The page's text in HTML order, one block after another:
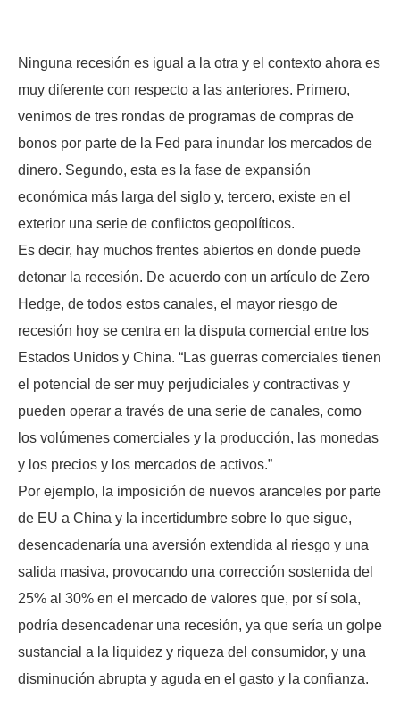
Ninguna recesión es igual a la otra y el contexto ahora es
muy diferente con respecto a las anteriores. Primero,
venimos de tres rondas de programas de compras de
bonos por parte de la Fed para inundar los mercados de
dinero. Segundo, esta es la fase de expansión
económica más larga del siglo y, tercero, existe en el
exterior una serie de conflictos geopolíticos.
Es decir, hay muchos frentes abiertos en donde puede
detonar la recesión. De acuerdo con un artículo de Zero
Hedge, de todos estos canales, el mayor riesgo de
recesión hoy se centra en la disputa comercial entre los
Estados Unidos y China. “Las guerras comerciales tienen
el potencial de ser muy perjudiciales y contractivas y
pueden operar a través de una serie de canales, como
los volúmenes comerciales y la producción, las monedas
y los precios y los mercados de activos.”
Por ejemplo, la imposición de nuevos aranceles por parte
de EU a China y la incertidumbre sobre lo que sigue,
desencadenaría una aversión extendida al riesgo y una
salida masiva, provocando una corrección sostenida del
25% al ​​30% en el mercado de valores que, por sí sola,
podría desencadenar una recesión, ya que sería un golpe
sustancial a la liquidez y riqueza del consumidor, y una
disminución abrupta y aguda en el gasto y la confianza.